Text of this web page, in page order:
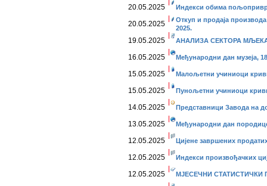
20.05.2025 Индекси обима
20.05.2025
Откуп и продаја
2025.
19.05.2025 АНАЛИЗА СЕКТОРА
16.05.2025 Међународни дан музеја,
15.05.2025 Малољетни учиниоци
15.05.2025 Пунољетни учиниоци
14.05.2025 Представници Завода на
13.05.2025 Међународни дан
12.05.2025 Цијене завршених
12.05.2025 Индекси произвођачких
12.05.2025 МЈЕСЕЧНИ СТАТИСТИЧКИ